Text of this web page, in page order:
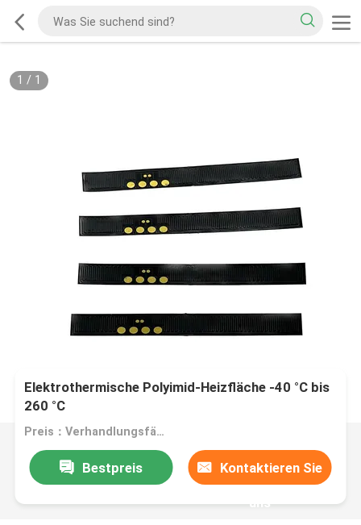
1 / 1
Elektrothermische Polyimid-Heizfläche -40 °C bis
260 °C
Preis：Verhandlungsfähig
Bestpreis Kontaktieren Sie
uns